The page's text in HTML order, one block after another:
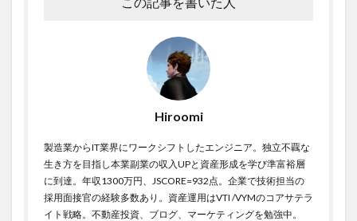
Hiroomi
製造業からIT業界にワークシフトしたエンジニア。独立不覊な
生き方を目指し本業副業の収入UPと資産形成を学び準富裕層
に到達。年収1300万円、JSCORE=932点。企業で技術担当の
採用面接官の経験多数あり。資産運用はVTI /VYMのコアサテラ
イト戦略。不動産投資、ブログ、マーケティングを勉強中。